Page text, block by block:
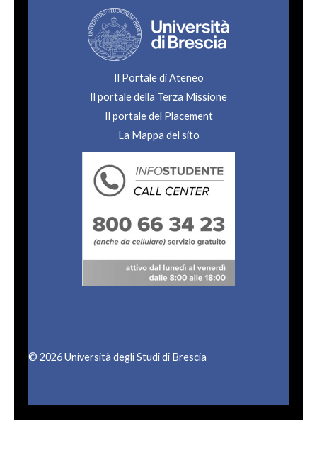
Il Portale di Ateneo
Il portale della Terza Missione
Il portale del Placement
La Mappa del sito
© 2026 Università degli Studi di Brescia